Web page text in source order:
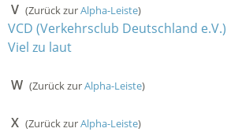
V (Zurück zurAlpha-Leiste)
VCD (Verkehrsclub Deutschland e.V.)
Viel zu laut
W (Zurück zurAlpha-Leiste)
X (Zurück zurAlpha-Leiste)